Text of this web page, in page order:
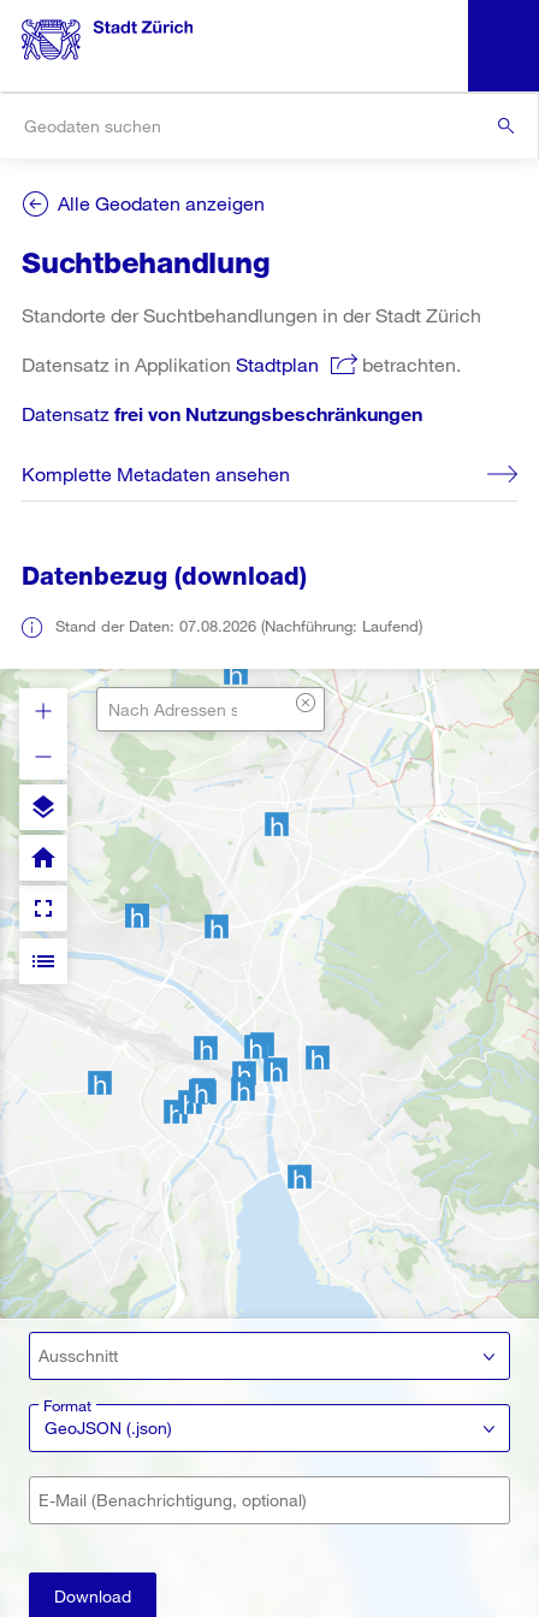
Alle Geodaten anzeigen
Suchtbehandlung
Standorte der Suchtbehandlungen in der Stadt Zürich
Datensatz in Applikation Stadtplan betrachten.
Datensatz frei von Nutzungsbeschränkungen
Komplette Metadaten ansehen
Datenbezug (download)
Stand der Daten: 07.08.2026 (Nachführung: Laufend)
layers
fullscreen
home
list
Ausschnitt
Format
GeoJSON (.json)
E-Mail (Benachrichtigung, optional)
Download